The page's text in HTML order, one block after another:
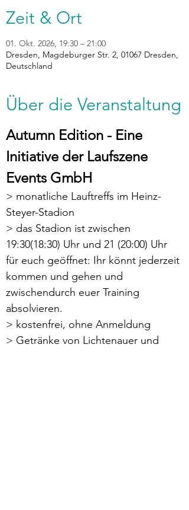
Zeit & Ort
01. Okt. 2026, 19:30 – 21:00
Dresden, Magdeburger Str. 2, 01067 Dresden,
Deutschland
Über die Veranstaltung
Autumn Edition - Eine
Initiative der Laufszene
Events GmbH
> monatliche Lauftreffs im Heinz-
Steyer-Stadion
> das Stadion ist zwischen
19:30(18:30) Uhr und 21 (20:00) Uhr
für euch geöffnet: Ihr könnt jederzeit
kommen und gehen und
zwischendurch euer Training
absolvieren.
> kostenfrei, ohne Anmeldung
> Getränke von Lichtenauer und